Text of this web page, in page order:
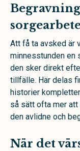
Att få ta avsked är
minnesstunden en
den sker direkt
tillfälle. Här delas
historier
så sätt ofta mer att
den avlidne och
När det